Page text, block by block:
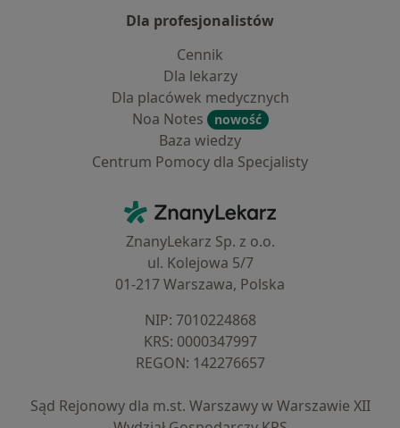
Dla profesjonalistów
Cennik
Dla lekarzy
Dla placówek medycznych
Noa Notes
nowość
Baza wiedzy
Centrum Pomocy dla Specjalisty
ZnanyLekarz - Strona główna
ZnanyLekarz Sp. z o.o.
ul. Kolejowa 5/7
01-217 Warszawa, Polska
NIP: ⁠7010224868
KRS: ⁠0000347997
REGON: ⁠142276657
Sąd Rejonowy dla m.st. Warszawy w Warszawie XII